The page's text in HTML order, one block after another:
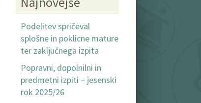
Podelitev spričeval
splošne in poklicne mature
ter zaključnega izpita
Popravni, dopolnilni in
predmetni izpiti – jesenski
rok 2025/26